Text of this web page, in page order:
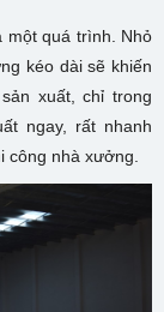
một quá trình. Nhỏ
kéo dài sẽ khiến
xuất, chỉ trong
ngay, rất nhanh
công nhà xưởng.